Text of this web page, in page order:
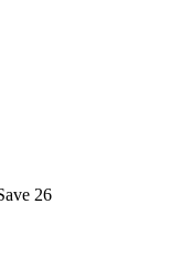
26